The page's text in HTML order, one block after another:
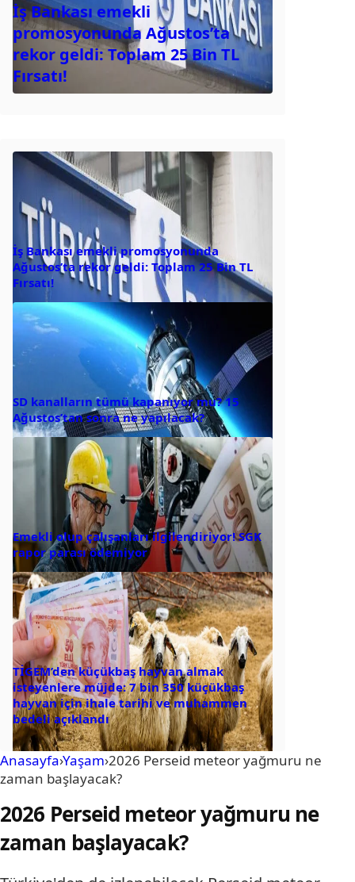
İş Bankası emekli
promosyonunda Ağustos’ta
rekor geldi: Toplam 25 Bin TL
Fırsatı!
İş Bankası emekli promosyonunda
Ağustos’ta rekor geldi: Toplam 25 Bin TL
Fırsatı!
SD kanalların tümü kapanıyor mu? 15
Ağustos’tan sonra ne yapılacak?
Emekli olup çalışanları ilgilendiriyor! SGK
rapor parası ödemiyor
TİGEM’den küçükbaş hayvan almak
isteyenlere müjde: 7 bin 350 küçükbaş
hayvan için ihale tarihi ve muhammen
bedeli açıklandı
Anasayfa›Yaşam›2026 Perseid meteor yağmuru ne
zaman başlayacak?
2026 Perseid meteor yağmuru ne
zaman başlayacak?